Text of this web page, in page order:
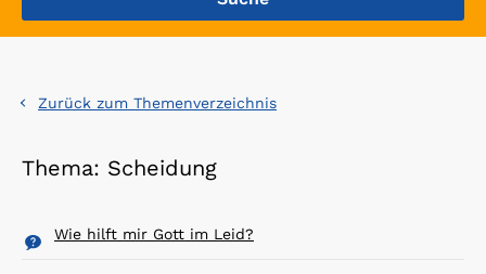
Zurück zum Themenverzeichnis
Thema: Scheidung
Wie hilft mir Gott im Leid?